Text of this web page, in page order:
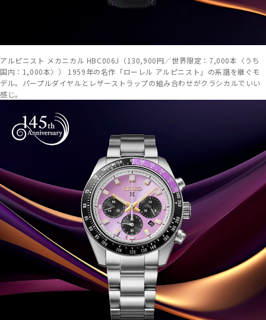
アルピニスト メカニカル HBC006J（130,900円／世界限定：7,000本〈うち
国内：1,000本〉） 1959年の名作「ローレル アルピニスト」の系譜を継ぐモ
デル。パープルダイヤルとレザーストラップの組み合わせがクラシカルでいい
感じ。